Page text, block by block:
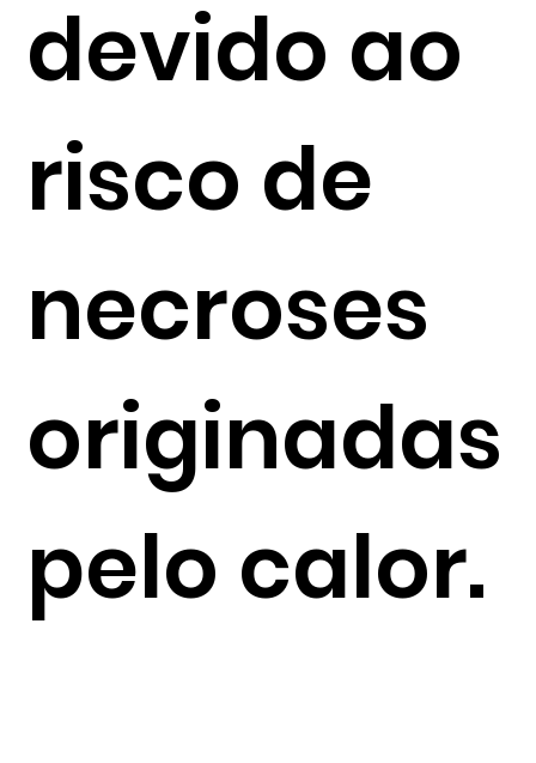
devido ao
risco de
necroses
originadas
pelo calor.